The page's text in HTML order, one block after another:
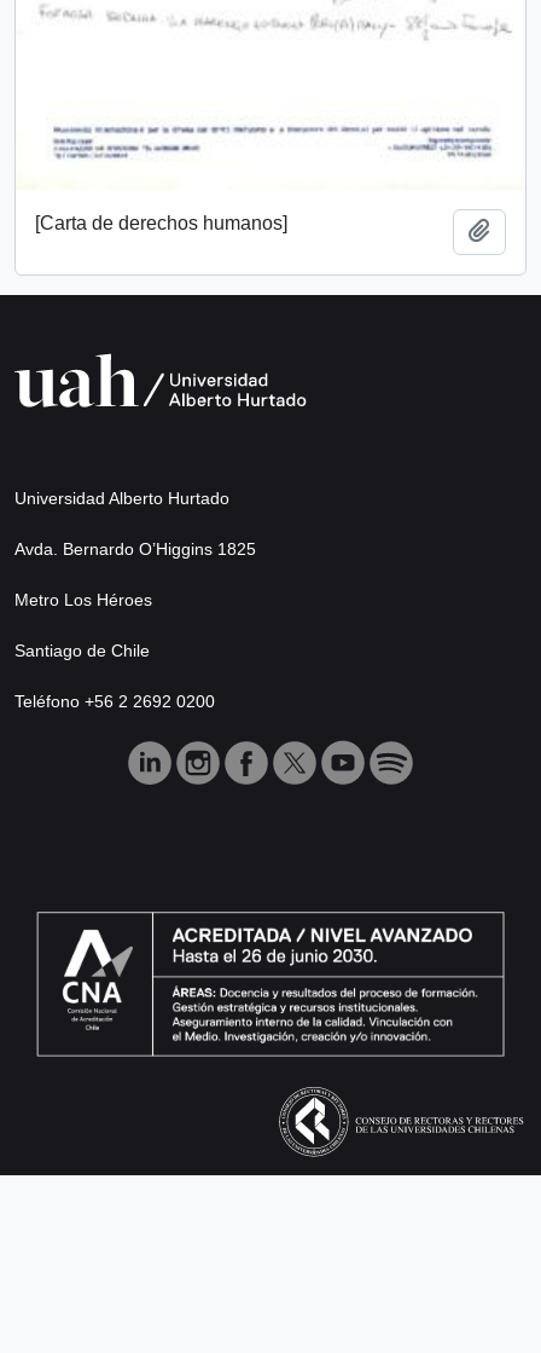
[Carta de derechos humanos]
Universidad Alberto Hurtado
Avda. Bernardo O’Higgins 1825
Metro Los Héroes
Santiago de Chile
Teléfono +56 2 2692 0200